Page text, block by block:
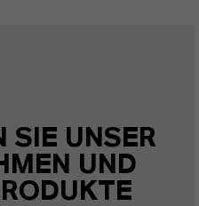
SIE UNSER
UND